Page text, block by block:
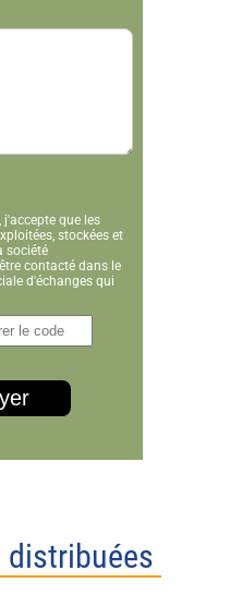
que les
stockées et
société
contacté dans le
d'échanges qui
distribuées